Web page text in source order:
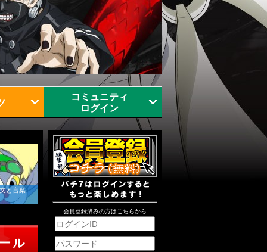
コミュニティ
ログイン
と言葉
ル
会員登録済みの方はこちらから